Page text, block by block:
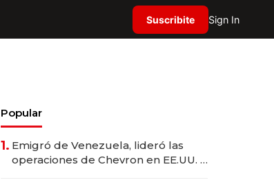
Suscribite Sign In
Popular
1. Emigró de Venezuela, lideró las
operaciones de Chevron en EE.UU. y